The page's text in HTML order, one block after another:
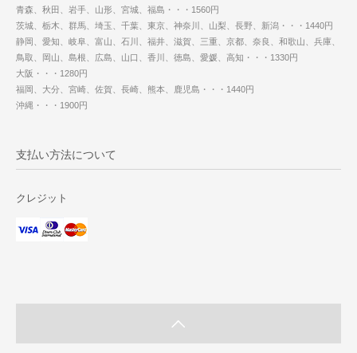
青森、秋田、岩手、山形、宮城、福島・・・1560円
茨城、栃木、群馬、埼玉、千葉、東京、神奈川、山梨、長野、新潟・・・1440円
静岡、愛知、岐阜、富山、石川、福井、滋賀、三重、京都、奈良、和歌山、兵庫、
鳥取、岡山、島根、広島、山口、香川、徳島、愛媛、高知・・・1330円
大阪・・・1280円
福岡、大分、宮崎、佐賀、長崎、熊本、鹿児島・・・1440円
沖縄・・・1900円
支払い方法について
クレジット